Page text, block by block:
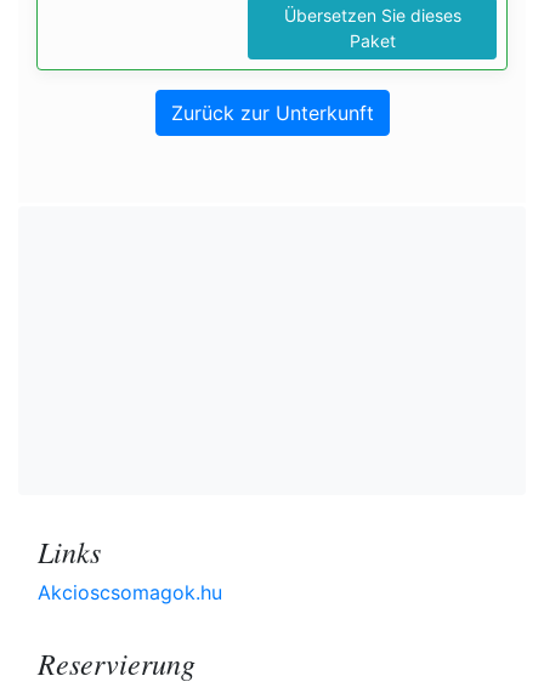
Übersetzen Sie dieses
Paket
Zurück zur Unterkunft
Links
Akcioscsomagok.hu
Reservierung